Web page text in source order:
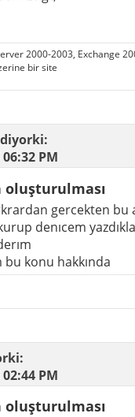
2000-2003, Exchange
bir site
diyorki:
06:32 PM
oluşturulması
gercekten bu
denıcem
bu konu hakkında
02:44 PM
oluşturulması